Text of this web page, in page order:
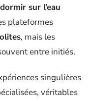
dormir sur l’eau
plateformes
, mais les
entre initiés.
singulières
véritables